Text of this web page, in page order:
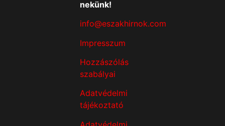
nekünk!
info@eszakhirnok.com
Impresszum
Hozzászólás
szabályai
Adatvédelmi
tájékoztató